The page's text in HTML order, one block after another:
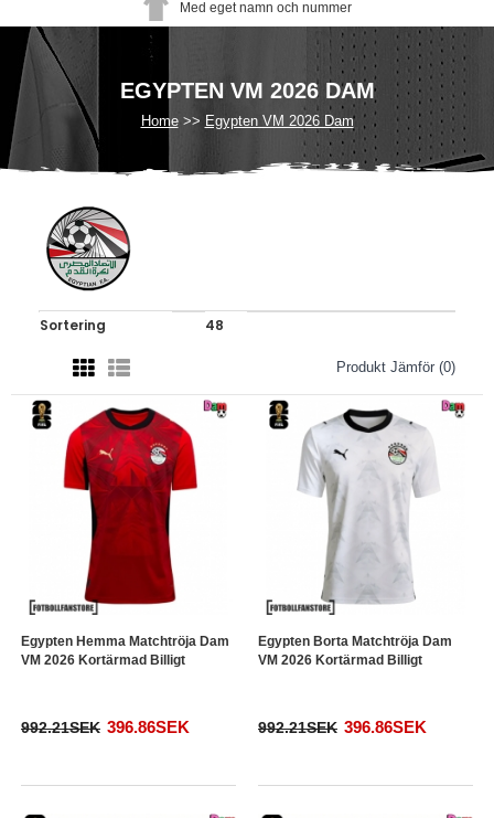
Med eget namn och nummer
EGYPTEN VM 2026 DAM
Home Egypten VM 2026 Dam
Produkt Jämför (0)
Egypten Hemma Matchtröja Dam
VM 2026 Kortärmad Billigt
992.21SEK 396.86SEK
Egypten Borta Matchtröja Dam
VM 2026 Kortärmad Billigt
992.21SEK 396.86SEK